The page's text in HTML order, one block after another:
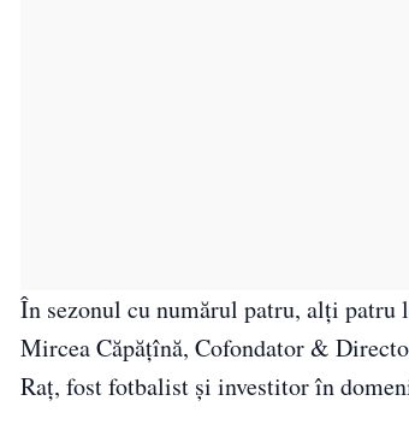
În sezonul cu numărul patru, alți
Mircea Căpățînă, Cofondator &
Raț, fost fotbalist și investitor în